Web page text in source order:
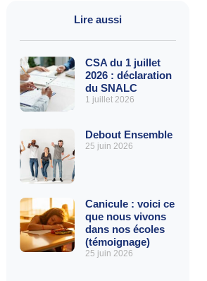
Lire aussi
CSA du 1 juillet
2026 : déclaration
du SNALC
1 juillet 2026
Debout Ensemble
25 juin 2026
Canicule : voici ce
que nous vivons
dans nos écoles
(témoignage)
25 juin 2026